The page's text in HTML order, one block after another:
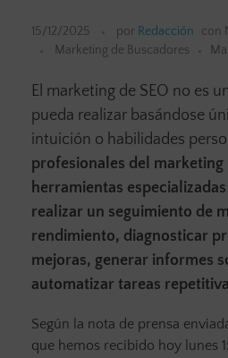
15/12/2025 por Redacción con
Marketing de Buscadores
El marketing de SEO no es
pueda realizar basándose
intuición o habilidades
profesionales del marketing
herramientas
realizar un seguimiento de
rendimiento, diagnosticar
mejoras, generar informes
automatizar tareas
Según la nota de prensa
que hemos recibido hoy lunes